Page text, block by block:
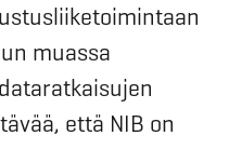
muassa
että NIB on